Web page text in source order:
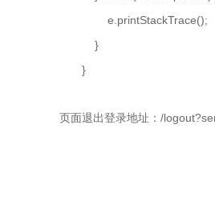
e.printStackTrace();
}
}
页面退出登录地址：/